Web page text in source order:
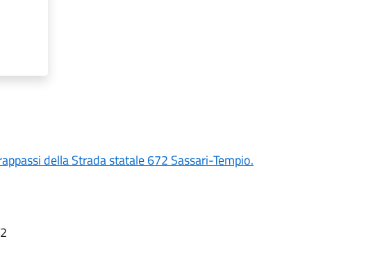
della Strada statale 672 Sassari-Tempio.